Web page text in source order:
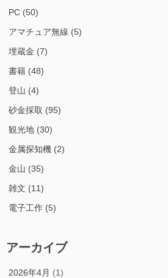
PC (50)
アマチュア無線 (5)
埋蔵金 (7)
書籍 (48)
登山 (4)
砂金採取 (95)
観光地 (30)
金属探知機 (2)
金山 (35)
雑文 (11)
電子工作 (5)
アーカイブ
2026年4月 (1)